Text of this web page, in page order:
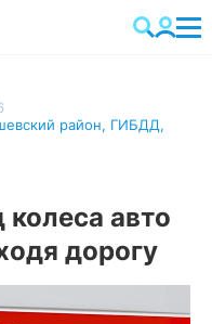
район, ГИБДД,
авто
дорогу